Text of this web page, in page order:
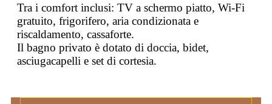
Tra i comfort inclusi: TV a schermo piatto, Wi-Fi
gratuito, frigorifero, aria condizionata e
riscaldamento, cassaforte.
Il bagno privato è dotato di doccia, bidet,
asciugacapelli e set di cortesia.